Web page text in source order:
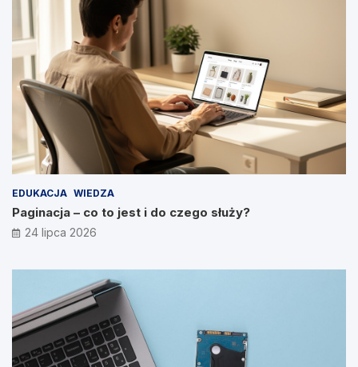
EDUKACJA WIEDZA
Paginacja – co to jest i do czego służy?
24 lipca 2026